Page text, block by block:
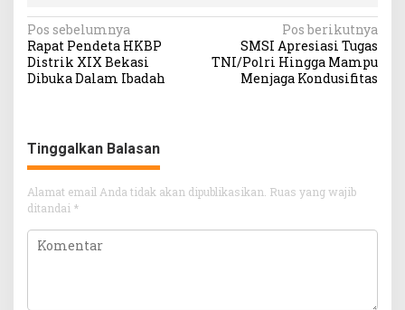
Navigasi
pos
Pos sebelumnya
Rapat Pendeta HKBP
Distrik XIX Bekasi
Dibuka Dalam Ibadah
Pos berikutnya
SMSI Apresiasi Tugas
TNI/Polri Hingga Mampu
Menjaga Kondusifitas
Tinggalkan Balasan
Alamat email Anda tidak akan dipublikasikan. Ruas yang wajib
ditandai *